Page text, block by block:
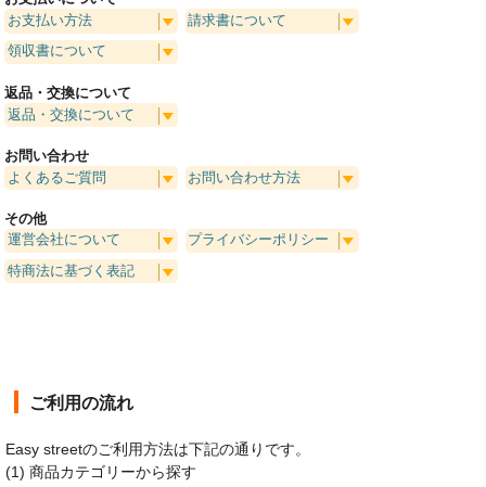
お支払い方法
請求書について
領収書について
返品・交換について
返品・交換について
お問い合わせ
よくあるご質問
お問い合わせ方法
その他
運営会社について
プライバシーポリシー
特商法に基づく表記
ご利用の流れ
Easy streetのご利用方法は下記の通りです。
(1) 商品カテゴリーから探す